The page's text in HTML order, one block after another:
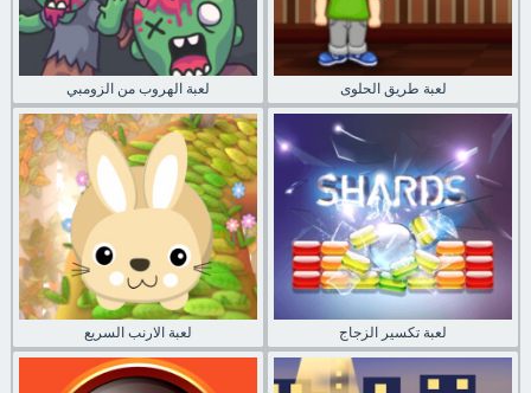
لعبة الهروب من الزومبي لعبة طريق الحلوى
لعبة الارنب السريع لعبة تكسير الزجاج